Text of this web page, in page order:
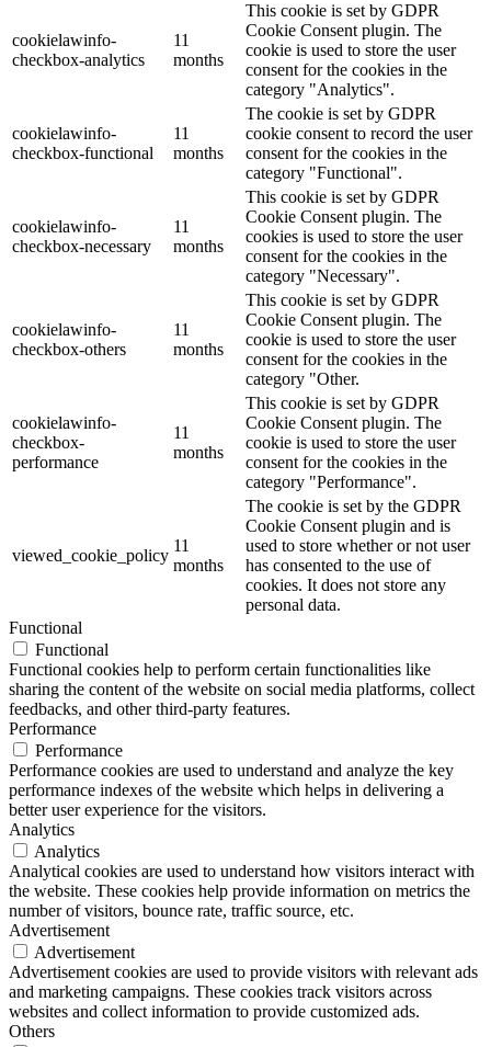
cookielawinfo-
checkbox-analytics
11
months
This cookie is set by GDPR
Cookie Consent plugin. The
cookie is used to store the user
consent for the cookies in the
category "Analytics".
cookielawinfo-
checkbox-functional
11
months
The cookie is set by GDPR
cookie consent to record the user
consent for the cookies in the
category "Functional".
cookielawinfo-
checkbox-necessary
11
months
This cookie is set by GDPR
Cookie Consent plugin. The
cookies is used to store the user
consent for the cookies in the
category "Necessary".
cookielawinfo-
checkbox-others
11
months
This cookie is set by GDPR
Cookie Consent plugin. The
cookie is used to store the user
consent for the cookies in the
category "Other.
cookielawinfo-
checkbox-
performance
11
months
This cookie is set by GDPR
Cookie Consent plugin. The
cookie is used to store the user
consent for the cookies in the
category "Performance".
viewed_cookie_policy
11
months
The cookie is set by the GDPR
Cookie Consent plugin and is
used to store whether or not user
has consented to the use of
cookies. It does not store any
personal data.
Functional
Functional
Functional cookies help to perform certain functionalities like
sharing the content of the website on social media platforms, collect
feedbacks, and other third-party features.
Performance
Performance
Performance cookies are used to understand and analyze the key
performance indexes of the website which helps in delivering a
better user experience for the visitors.
Analytics
Analytics
Analytical cookies are used to understand how visitors interact with
the website. These cookies help provide information on metrics the
number of visitors, bounce rate, traffic source, etc.
Advertisement
Advertisement
Advertisement cookies are used to provide visitors with relevant ads
and marketing campaigns. These cookies track visitors across
websites and collect information to provide customized ads.
Others